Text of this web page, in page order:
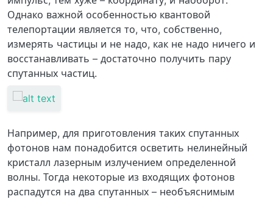
Однако важной особенностью квантовой
телепортации является то, что, собственно,
измерять частицы и не надо, как не надо ничего и
восстанавливать – достаточно получить пару
спутанных частиц.
Например, для приготовления таких спутанных
фотонов нам понадобится осветить нелинейный
кристалл лазерным излучением определенной
волны. Тогда некоторые из входящих фотонов
распадутся на два спутанных – необъяснимым